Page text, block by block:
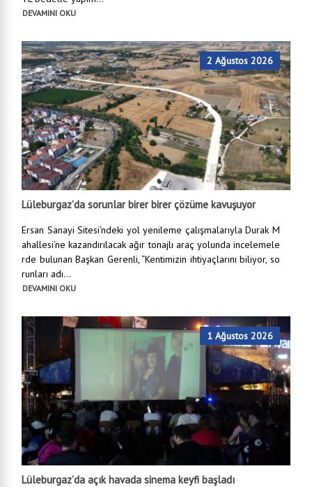
DEVAMINI OKU
2 Ağustos 2026
Lüleburgaz’da sorunlar birer birer çözüme kavuşuyor
Ersan Sanayi Sitesi’ndeki yol yenileme çalışmalarıyla Durak M
ahallesi’ne kazandırılacak ağır tonajlı araç yolunda incelemele
rde bulunan Başkan Gerenli, “Kentimizin ihtiyaçlarını biliyor, so
runları adı...
DEVAMINI OKU
1 Ağustos 2026
Lüleburgaz’da açık havada sinema keyfi başladı